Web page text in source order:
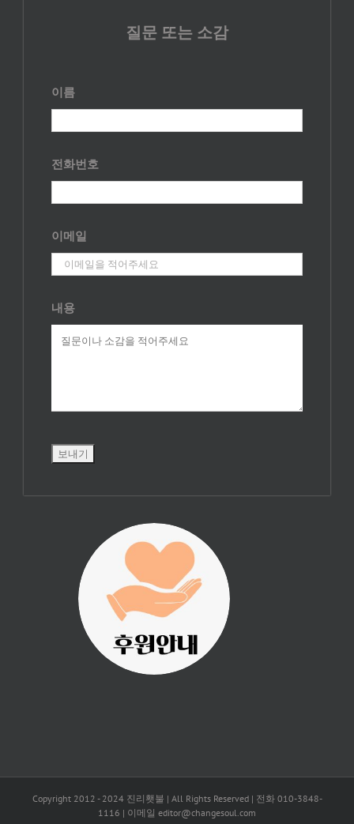
질문 또는 소감
이름
전화번호
이메일
내용
진리횃불 사역은
여러분의 후원으
로 이루어집니다.
Copyright 2012 - 2024 진리횃불 | All Rights Reserved | 전화 010-3848-
1116 | 이메일 editor@changesoul.com